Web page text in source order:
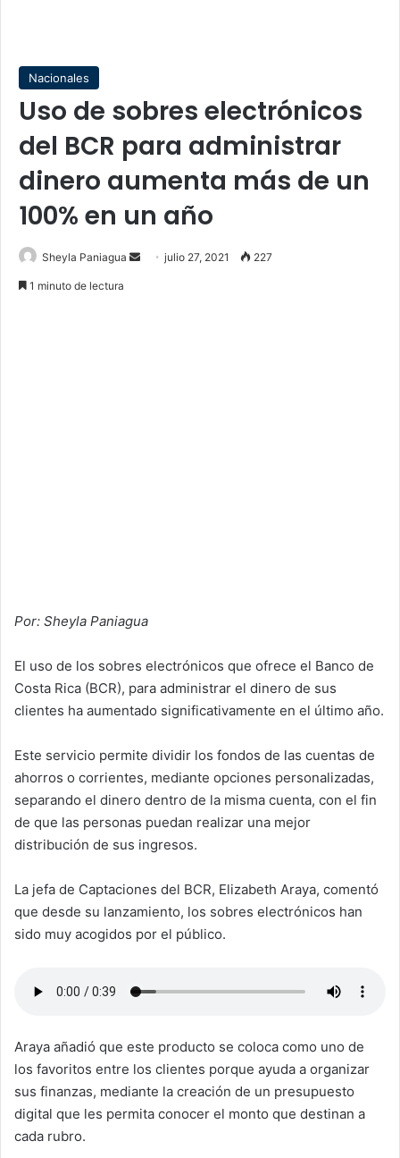
Nacionales
Uso de sobres electrónicos
del BCR para administrar
dinero aumenta más de un
100% en un año
Sheyla Paniagua
Sendjulio 27, 2021 227
1 minuto de lectura
Por: Sheyla Paniagua
El uso de los sobres electrónicos que ofrece el Banco de
Costa Rica (BCR), para administrar el dinero de sus
clientes ha aumentado significativamente en el último año.
Este servicio permite dividir los fondos de las cuentas de
ahorros o corrientes, mediante opciones personalizadas,
separando el dinero dentro de la misma cuenta, con el fin
de que las personas puedan realizar una mejor
distribución de sus ingresos.
La jefa de Captaciones del BCR, Elizabeth Araya, comentó
que desde su lanzamiento, los sobres electrónicos han
sido muy acogidos por el público.
Araya añadió que este producto se coloca como uno de
los favoritos entre los clientes porque ayuda a organizar
sus finanzas, mediante la creación de un presupuesto
digital que les permita conocer el monto que destinan a
cada rubro.